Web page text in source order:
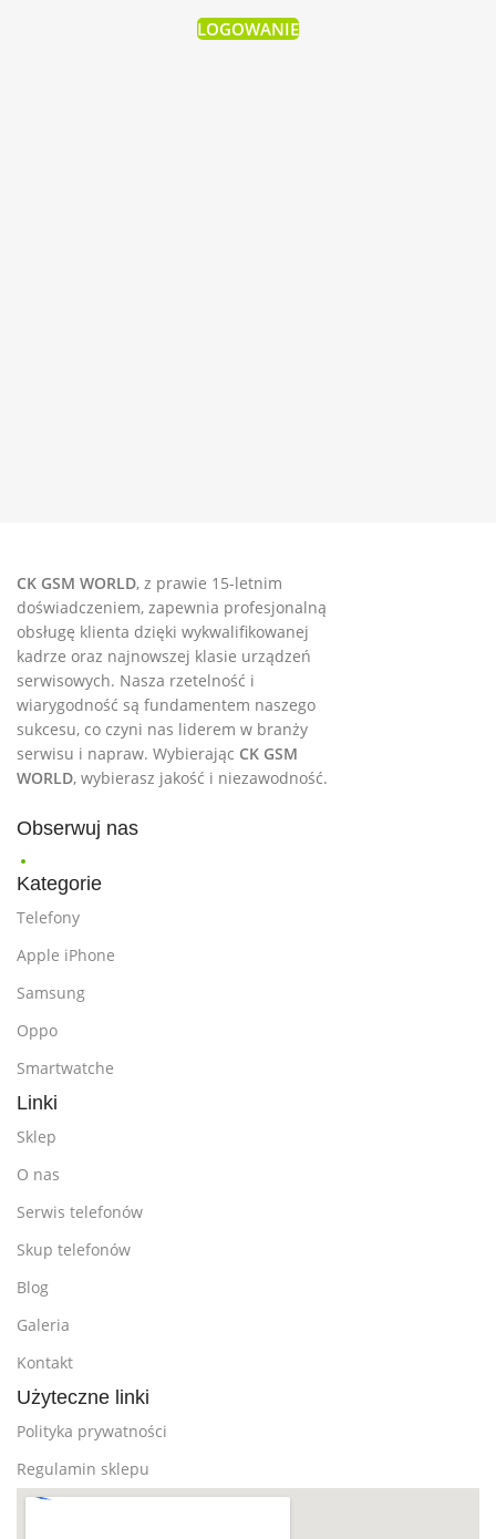
LOGOWANIE
CK GSM WORLD, z prawie 15-letnim
doświadczeniem, zapewnia profesjonalną
obsługę klienta dzięki wykwalifikowanej
kadrze oraz najnowszej klasie urządzeń
serwisowych. Nasza rzetelność i
wiarygodność są fundamentem naszego
sukcesu, co czyni nas liderem w branży
serwisu i napraw. Wybierając CK GSM
WORLD, wybierasz jakość i niezawodność.
Obserwuj nas
Kategorie
Telefony
Apple iPhone
Samsung
Oppo
Smartwatche
Linki
Sklep
O nas
Serwis telefonów
Skup telefonów
Blog
Galeria
Kontakt
Użyteczne linki
Polityka prywatności
Regulamin sklepu